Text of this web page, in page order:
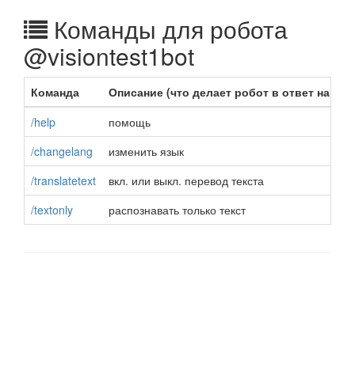
Команды для робота
@visiontest1bot
Команда
Описание (что делает робот в ответ на
/help
помощь
/changelang
изменить язык
/translatetext
вкл. или выкл. перевод текста
/textonly
распознавать только текст